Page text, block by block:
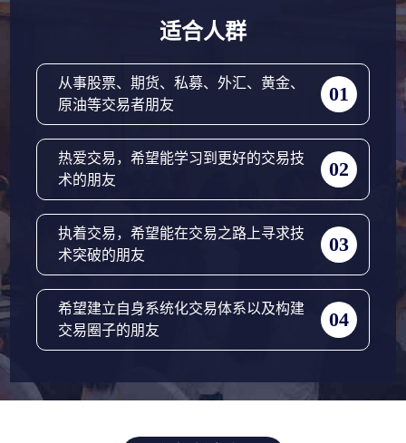
适合人群
从事股票、期货、私募、外汇、黄金、
原油等交易者朋友
01
热爱交易，希望能学习到更好的交易技
术的朋友
02
执着交易，希望能在交易之路上寻求技
术突破的朋友
03
希望建立自身系统化交易体系以及构建
交易圈子的朋友
04